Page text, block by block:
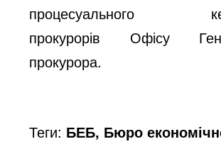
процесуального
прокурорів Офісу
прокурора.
Теги: БЕБ, Бюро